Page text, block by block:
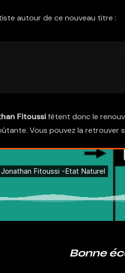
autour de ce nouveau titre :
Fitoussifêtent donc le
Vous pouvez la retrouver
Bonne